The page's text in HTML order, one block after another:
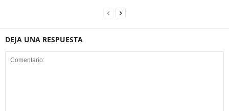
DEJA UNA RESPUESTA